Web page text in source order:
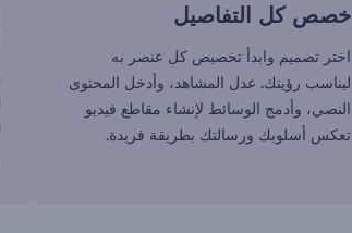
خصص كل التفاصيل
اختر تصميم وابدأ تخصيص كل عنصر به
ليناسب رؤيتك. عدل المشاهد، وأدخل المحتوى
النصي، وأدمج الوسائط لإنشاء مقاطع فيديو
تعكس أسلوبك ورسالتك بطريقة فريدة.